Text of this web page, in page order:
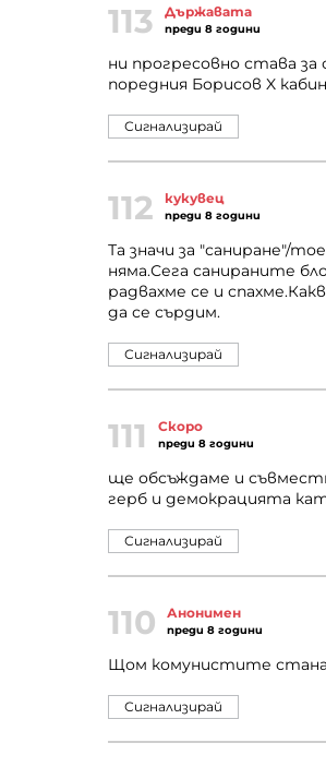
113 Държавата
преди 8 години
ни прогресовно става
поредния Борисов X
Сигнализирай
112 кукувец
преди 8 години
Та значи за "саниране"/
няма.Сега санираните
радвахме се и
да се сърдим.
Сигнализирай
111 Скоро
преди 8 години
ще обсъждаме и
герб и демокрацията
Сигнализирай
110 Анонимен
преди 8 години
Щом комунистите
Сигнализирай